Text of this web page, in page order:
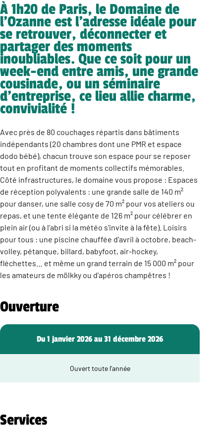
À 1h20 de Paris, le Domaine de
l’Ozanne est l’adresse idéale pour
se retrouver, déconnecter et
partager des moments
inoubliables. Que ce soit pour un
week-end entre amis, une grande
cousinade, ou un séminaire
d’entreprise, ce lieu allie charme,
convivialité !
Avec près de 80 couchages répartis dans bâtiments
indépendants (20 chambres dont une PMR et espace
dodo bébé), chacun trouve son espace pour se reposer
tout en profitant de moments collectifs mémorables.
Côté infrastructures, le domaine vous propose : Espaces
de réception polyvalents : une grande salle de 140 m²
pour danser, une salle cosy de 70 m² pour vos ateliers ou
repas, et une tente élégante de 126 m² pour célébrer en
plein air (ou à l’abri si la météo s’invite à la fête). Loisirs
pour tous : une piscine chauffée d’avril à octobre, beach-
volley, pétanque, billard, babyfoot, air-hockey,
fléchettes… et même un grand terrain de 15 000 m² pour
les amateurs de mölkky ou d’apéros champêtres !
Ouverture
Du 1 janvier 2026 au 31 décembre 2026
Ouvert toute l’année
Services